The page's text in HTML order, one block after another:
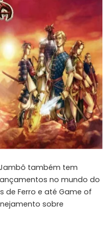
também tem
no mundo do
de Ferro e até Game of
sobre